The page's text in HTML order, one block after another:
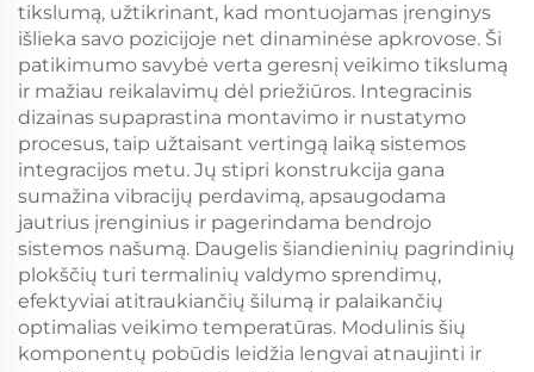
tikslumą, užtikrinant, kad montuojamas įrenginys
išlieka savo pozicijoje net dinaminėse apkrovose. Ši
patikimumo savybė verta geresnį veikimo tikslumą
ir mažiau reikalavimų dėl priežiūros. Integracinis
dizainas supaprastina montavimo ir nustatymo
procesus, taip užtaisant vertingą laiką sistemos
integracijos metu. Jų stipri konstrukcija gana
sumažina vibracijų perdavimą, apsaugodama
jautrius įrenginius ir pagerindama bendrojo
sistemos našumą. Daugelis šiandieninių pagrindinių
plokščių turi termalinių valdymo sprendimų,
efektyviai atitraukiančių šilumą ir palaikančių
optimalias veikimo temperatūras. Modulinis šių
komponentų pobūdis leidžia lengvai atnaujinti ir